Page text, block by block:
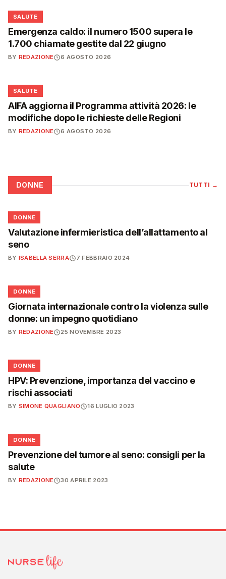
❤️
SALUTE
Emergenza caldo: il numero 1500 supera le
1.700 chiamate gestite dal 22 giugno
BY REDAZIONE 6 AGOSTO 2026
❤️
SALUTE
AIFA aggiorna il Programma attività 2026: le
modifiche dopo le richieste delle Regioni
BY REDAZIONE 6 AGOSTO 2026
DONNE TUTTI →
🌸
DONNE
Valutazione infermieristica dell’allattamento al
seno
BY ISABELLA SERRA 7 FEBBRAIO 2024
🌸
DONNE
Giornata internazionale contro la violenza sulle
donne: un impegno quotidiano
BY REDAZIONE 25 NOVEMBRE 2023
🌸
DONNE
HPV: Prevenzione, importanza del vaccino e
rischi associati
BY SIMONE QUAGLIANO 16 LUGLIO 2023
🌸
DONNE
Prevenzione del tumore al seno: consigli per la
salute
BY REDAZIONE 30 APRILE 2023